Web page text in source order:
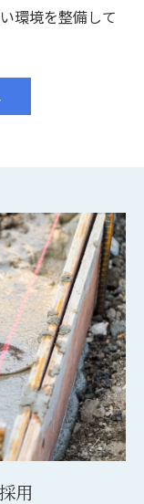
環境を整備して
用